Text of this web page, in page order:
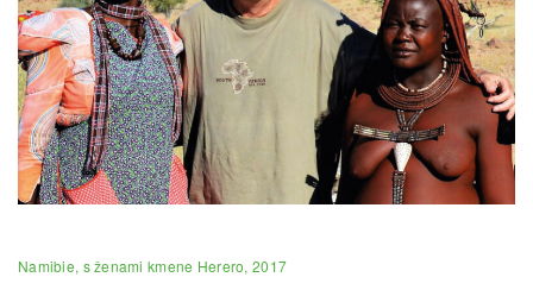
Namibie, s ženami kmene Herero, 2017